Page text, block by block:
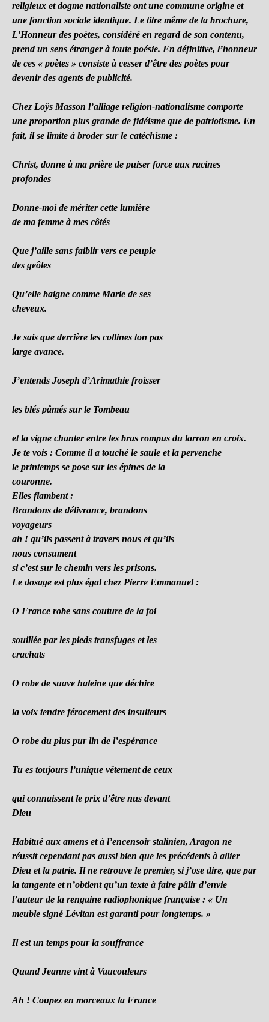
religieux et dogme nationaliste ont une commune origine et
une fonction sociale identique. Le titre même de la brochure,
L’Honneur des poètes, considéré en regard de son contenu,
prend un sens étranger à toute poésie. En définitive, l’honneur
de ces « poètes » consiste à cesser d’être des poètes pour
devenir des agents de publicité.
Chez Loÿs Masson l’alliage religion-nationalisme comporte
une proportion plus grande de fidéisme que de patriotisme. En
fait, il se limite à broder sur le catéchisme :
Christ, donne à ma prière de puiser force aux racines
profondes
Donne-moi de mériter cette lumière
de ma femme à mes côtés
Que j’aille sans faiblir vers ce peuple
des geôles
Qu’elle baigne comme Marie de ses
cheveux.
Je sais que derrière les collines ton pas
large avance.
J’entends Joseph d’Arimathie froisser
les blés pâmés sur le Tombeau
et la vigne chanter entre les bras rompus du larron en croix.
Je te vois : Comme il a touché le saule et la pervenche
le printemps se pose sur les épines de la
couronne.
Elles flambent :
Brandons de délivrance, brandons
voyageurs
ah ! qu’ils passent à travers nous et qu’ils
nous consument
si c’est sur le chemin vers les prisons.
Le dosage est plus égal chez Pierre Emmanuel :
O France robe sans couture de la foi
souillée par les pieds transfuges et les
crachats
O robe de suave haleine que déchire
la voix tendre férocement des insulteurs
O robe du plus pur lin de l’espérance
Tu es toujours l’unique vêtement de ceux
qui connaissent le prix d’être nus devant
Dieu
Habitué aux amens et à l’encensoir stalinien, Aragon ne
réussit cependant pas aussi bien que les précédents à allier
Dieu et la patrie. Il ne retrouve le premier, si j’ose dire, que par
la tangente et n’obtient qu’un texte à faire pâlir d’envie
l’auteur de la rengaine radiophonique française : « Un
meuble signé Lévitan est garanti pour longtemps. »
Il est un temps pour la souffrance
Quand Jeanne vint à Vaucouleurs
Ah ! Coupez en morceaux la France